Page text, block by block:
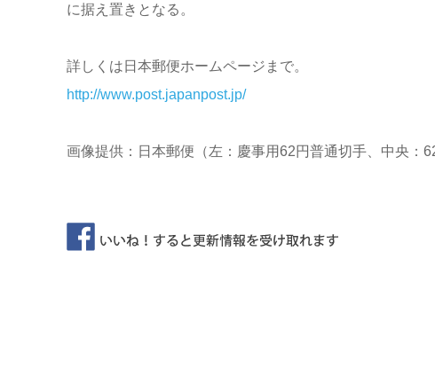
に据え置きとなる。
詳しくは日本郵便ホームページまで。
http://www.post.japanpost.jp/
画像提供：日本郵便（左：慶事用62円普通切手、中央：